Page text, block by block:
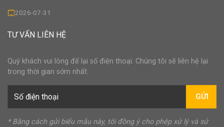
2026-07-31
TƯ VẤN LIÊN HỆ
Quý khách vui lòng để lại số điện thoại. Chúng tôi sẽ liên hệ lại
trong thời gian sớm nhất.
GỬI
* Bằng cách gửi biểu mẫu này, tôi đồng ý cho phép xử lý và sử